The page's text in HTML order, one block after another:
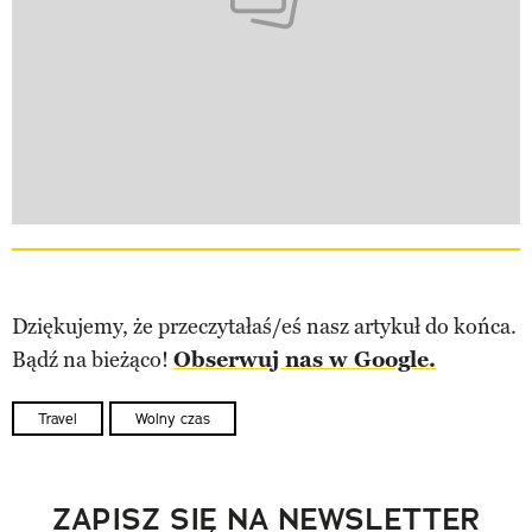
Dziękujemy, że przeczytałaś/eś nasz artykuł do końca.
Bądź na bieżąco! Obserwuj nas w Google.
Travel Wolny czas
ZAPISZ SIĘ NA NEWSLETTER